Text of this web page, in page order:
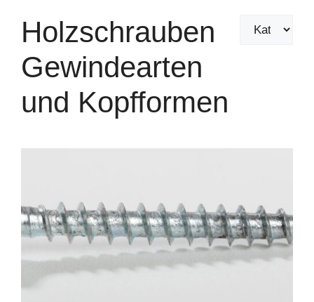
Holzschrauben
Gewindearten
und Kopfformen